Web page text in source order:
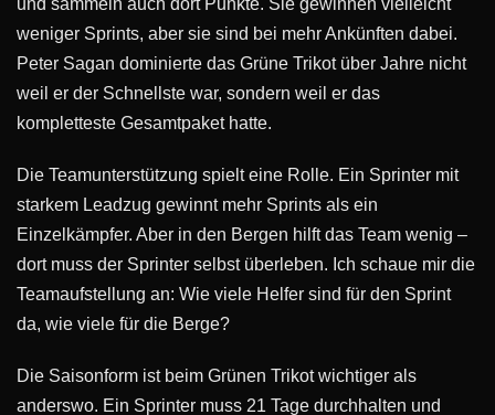
und sammeln auch dort Punkte. Sie gewinnen vielleicht
weniger Sprints, aber sie sind bei mehr Ankünften dabei.
Peter Sagan dominierte das Grüne Trikot über Jahre nicht
weil er der Schnellste war, sondern weil er das
kompletteste Gesamtpaket hatte.
Die Teamunterstützung spielt eine Rolle. Ein Sprinter mit
starkem Leadzug gewinnt mehr Sprints als ein
Einzelkämpfer. Aber in den Bergen hilft das Team wenig –
dort muss der Sprinter selbst überleben. Ich schaue mir die
Teamaufstellung an: Wie viele Helfer sind für den Sprint
da, wie viele für die Berge?
Die Saisonform ist beim Grünen Trikot wichtiger als
anderswo. Ein Sprinter muss 21 Tage durchhalten und